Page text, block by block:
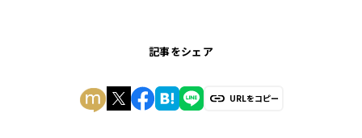
記事をシェア
URLをコピー